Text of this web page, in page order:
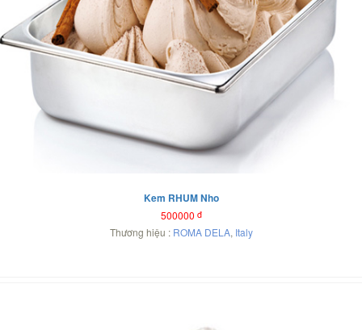
Kem RHUM Nho
500000 đ
Thương hiệu : ROMA DELA, Italy